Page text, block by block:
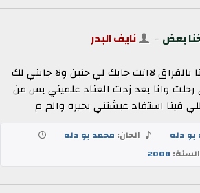
بعض - نايف البدر
بالفراق لاانت جابك لي حنين ولا جابني لك
رحلت وانا بعد زدت العناد علميني بس من
فينا استفاد عيشتني بحيره والم م
بو دله الحان: محمد بو دله
السنة:2008